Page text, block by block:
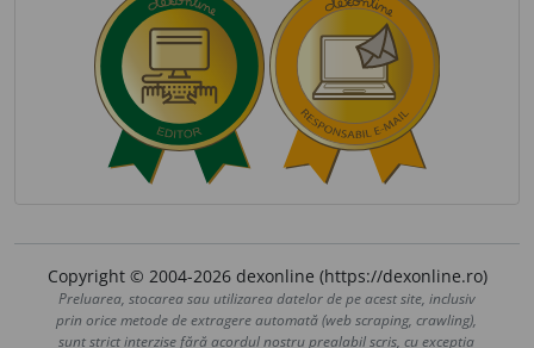
Copyright © 2004-2026 dexonline (https://dexonline.ro)
Preluarea, stocarea sau utilizarea datelor de pe acest site, inclusiv
prin orice metode de extragere automată (web scraping, crawling),
sunt strict interzise fără acordul nostru prealabil scris, cu excepția